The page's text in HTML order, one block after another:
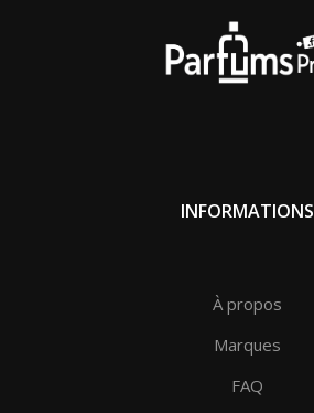
INFORMATIONS
À propos
Marques
FAQ